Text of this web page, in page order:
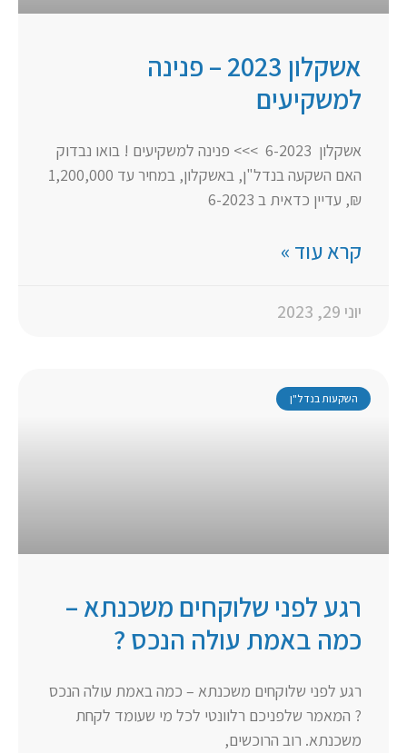
אשקלון 2023 – פנינה
למשקיעים
אשקלון 6-2023 >>> פנינה למשקיעים ! בואו נבדוק
האם השקעה בנדל"ן, באשקלון, במחיר עד 1,200,000
₪, עדיין כדאית ב 6-2023
קרא עוד »
יוני 29, 2023
השקעות בנדל"ן
רגע לפני שלוקחים משכנתא –
כמה באמת עולה הנכס ?
רגע לפני שלוקחים משכנתא – כמה באמת עולה הנכס
? המאמר שלפניכם רלוונטי לכל מי שעומד לקחת
משכנתא. רוב הרוכשים,